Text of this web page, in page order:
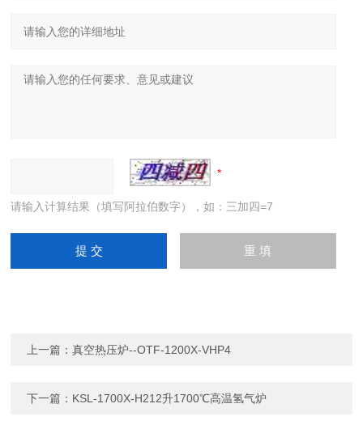
请输入计算结果（填写阿拉伯数字），如：三加四=7
上一篇：真空热压炉--OTF-1200X-VHP4
下一篇： KSL-1700X-H212升1700℃高温氢气炉